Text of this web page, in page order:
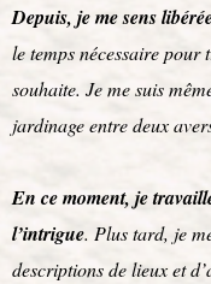
Depuis, je me sens
le temps nécessaire
souhaite. Je me suis
jardinage entre deux
En ce moment, je
l’intrigue. Plus tard, je
descriptions de lieux et